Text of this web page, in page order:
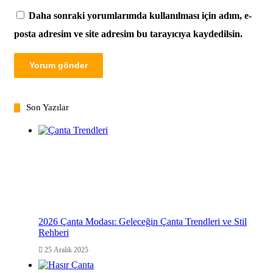
Daha sonraki yorumlarımda kullanılması için adım, e-
posta adresim ve site adresim bu tarayıcıya kaydedilsin.
Son Yazılar
2026 Çanta Modası: Geleceğin Çanta Trendleri ve Stil
Rehberi
25 Aralık 2025